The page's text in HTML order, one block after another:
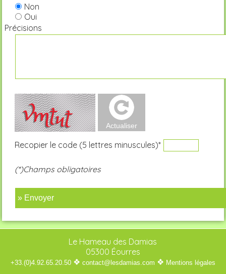
Non
Oui
Précisions
Recopier le code (5 lettres minuscules)*
(*)Champs obligatoires
» Envoyer
Le Hameau des Damias
05300 Éourres
+33.(0)4.92.65.20.50 ❖ contact@lesdamias.com ❖ Mentions légales